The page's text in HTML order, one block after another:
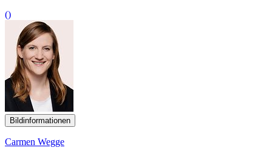
()
Bildinformationen
Carmen Wegge